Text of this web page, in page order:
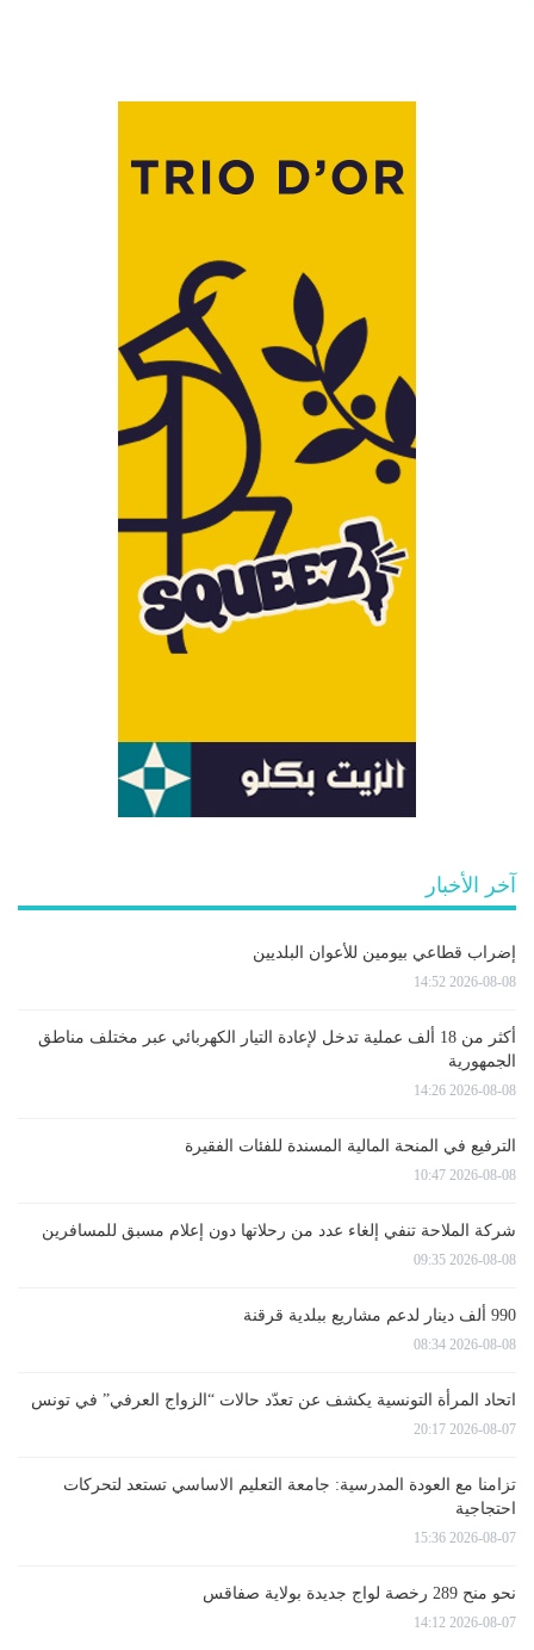
آخر الأخبار
إضراب قطاعي بيومين للأعوان البلديين
2026-08-08 14:52
أكثر من 18 ألف عملية تدخل لإعادة التيار الكهربائي عبر مختلف مناطق
الجمهورية
2026-08-08 14:26
الترفيع في المنحة المالية المسندة للفئات الفقيرة
2026-08-08 10:47
شركة الملاحة تنفي إلغاء عدد من رحلاتها دون إعلام مسبق للمسافرين
2026-08-08 09:35
990 ألف دينار لدعم مشاريع ببلدية قرقنة
2026-08-08 08:34
اتحاد المرأة التونسية يكشف عن تعدّد حالات “الزواج العرفي” في تونس
2026-08-07 20:17
تزامنا مع العودة المدرسية: جامعة التعليم الاساسي تستعد لتحركات
احتجاجية
2026-08-07 15:36
نحو منح 289 رخصة لواج جديدة بولاية صفاقس
2026-08-07 14:12